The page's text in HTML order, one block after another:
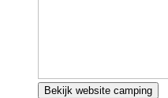
Bekijk website camping